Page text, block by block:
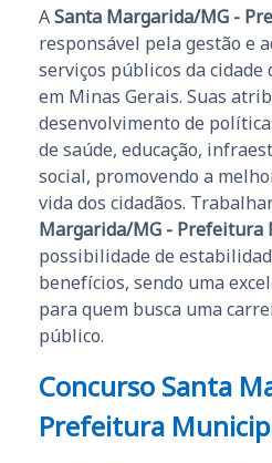
ASanta Margarida/MG -
responsável pela gestão e
serviços públicos da cidade
em Minas Gerais. Suas
desenvolvimento de
de saúde, educação,
social, promovendo a
vida dos cidadãos.
Margarida/MG - Prefeitura
possibilidade de
benefícios, sendo uma
para quem busca uma
público.
Concurso Santa
Prefeitura